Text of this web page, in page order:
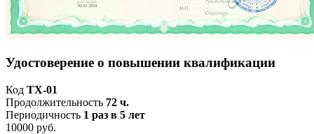
Удостоверение о повышении квалификации
Код ТХ-01
Продолжительность 72 ч.
Периодичность 1 раз в 5 лет
10000 руб.